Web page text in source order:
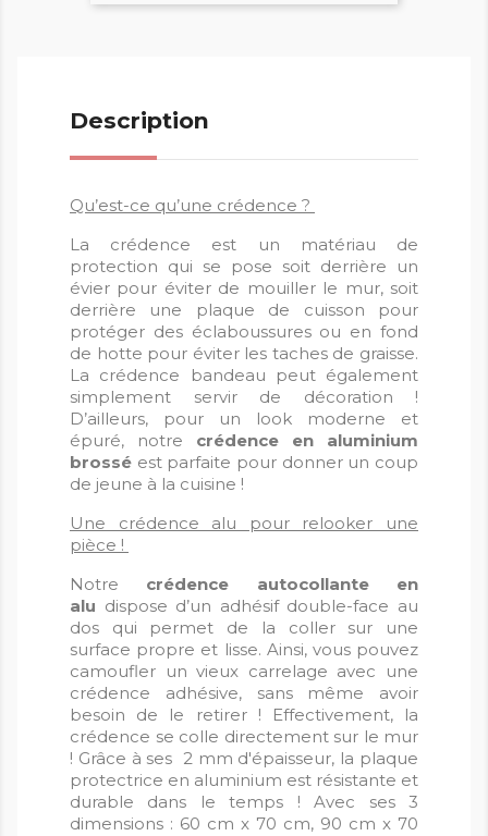
Description
Qu’est-ce qu’une crédence ?
La crédence est un matériau de
protection qui se pose soit derrière un
évier pour éviter de mouiller le mur, soit
derrière une plaque de cuisson pour
protéger des éclaboussures ou en fond
de hotte pour éviter les taches de graisse.
La crédence bandeau peut également
simplement servir de décoration !
D’ailleurs, pour un look moderne et
épuré, notre crédence en aluminium
brossé est parfaite pour donner un coup
de jeune à la cuisine !
Une crédence alu pour relooker une
pièce !
Notre crédence autocollante en
alu dispose d’un adhésif double-face au
dos qui permet de la coller sur une
surface propre et lisse. Ainsi, vous pouvez
camoufler un vieux carrelage avec une
crédence adhésive, sans même avoir
besoin de le retirer ! Effectivement, la
crédence se colle directement sur le mur
! Grâce à ses 2 mm d'épaisseur, la plaque
protectrice en aluminium est résistante et
durable dans le temps ! Avec ses 3
dimensions : 60 cm x 70 cm, 90 cm x 70